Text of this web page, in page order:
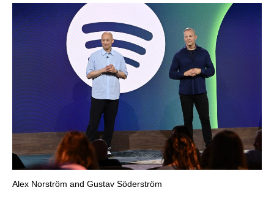
Alex Norström and Gustav Söderström